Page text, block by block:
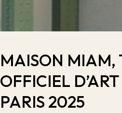
MAISON MIAM,
OFFICIEL
PARIS 2025